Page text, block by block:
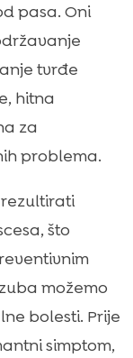
pasa. Oni
tvrđe
hitna
za
problema.
što
možemo
bolesti. Prije
simptom,